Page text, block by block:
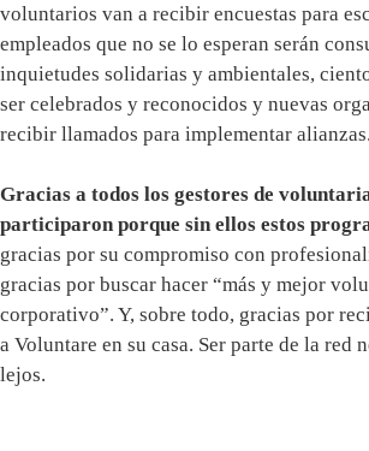
voluntarios van a recibir encuestas para
empleados que no se lo esperan serán
inquietudes solidarias y ambientales,
ser celebrados y reconocidos y nuevas
recibir llamados para implementar alianzas.
Gracias a todos los gestores de
participaron porque sin ellos estos
gracias por su compromiso con
gracias por buscar hacer “más y mejor
corporativo”. Y, sobre todo, gracias por
a Voluntare en su casa. Ser parte de la red
lejos.